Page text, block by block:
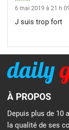
6 mai 2019 à 21 h
J suis trop fort
À PROPOS
Depuis plus de 10
la qualité de ses